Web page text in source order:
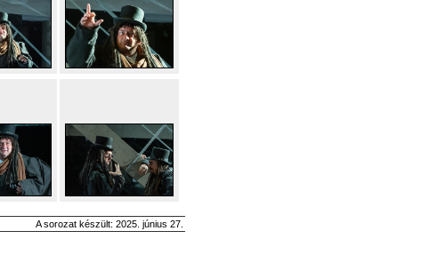
A sorozat készült: 2025. június 27.